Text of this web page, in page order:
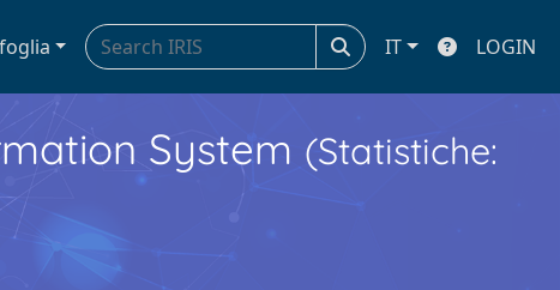
IT LOGIN
System (Statistiche: